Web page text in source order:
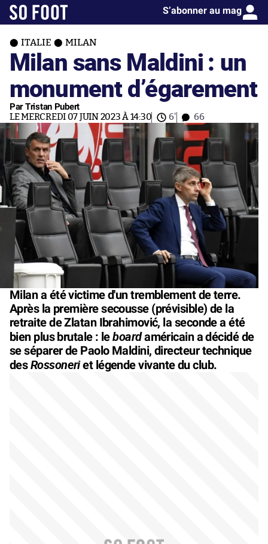
S’abonner au mag
ITALIE MILAN
Milan sans Maldini : un
monument d’égarement
Par Tristan Pubert
LE MERCREDI 07 JUIN 2023 À 14:30 6' 66
Milan a été victime d'un tremblement de terre.
Après la première secousse (prévisible) de la
retraite de Zlatan Ibrahimović, la seconde a été
bien plus brutale : leboardaméricain a décidé de
se séparer de Paolo Maldini, directeur technique
desRossoneriet légende vivante du club.